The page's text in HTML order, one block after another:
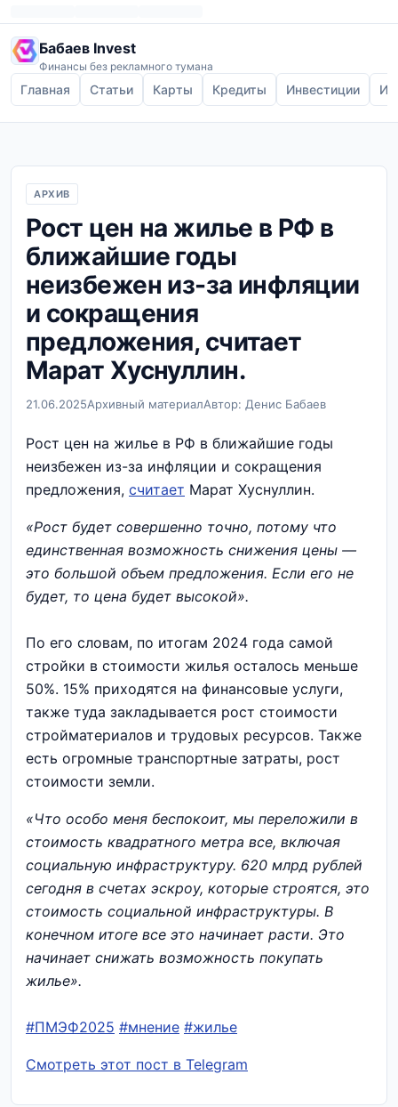
Бабаев Invest
Финансы без рекламного тумана
Главная Статьи Карты Кредиты Инвестиции
АРХИВ
Рост цен на жилье в РФ в
ближайшие годы
неизбежен из-за инфляции
и сокращения
предложения, считает
Марат Хуснуллин.
21.06.2025Архивный материалАвтор: Денис Бабаев
Рост цен на жилье в РФ в ближайшие годы
неизбежен из-за инфляции и сокращения
предложения, считает Марат Хуснуллин.
«Рост будет совершенно точно, потому что
единственная возможность снижения цены —
это большой объем предложения. Если его не
будет, то цена будет высокой».
По его словам, по итогам 2024 года самой
стройки в стоимости жилья осталось меньше
50%. 15% приходятся на финансовые услуги,
также туда закладывается рост стоимости
стройматериалов и трудовых ресурсов. Также
есть огромные транспортные затраты, рост
стоимости земли.
«Что особо меня беспокоит, мы переложили в
стоимость квадратного метра все, включая
социальную инфраструктуру. 620 млрд рублей
сегодня в счетах эскроу, которые строятся, это
стоимость социальной инфраструктуры. В
конечном итоге все это начинает расти. Это
начинает снижать возможность покупать
жилье».
#ПМЭФ2025 #мнение #жилье
Смотреть этот пост в Telegram